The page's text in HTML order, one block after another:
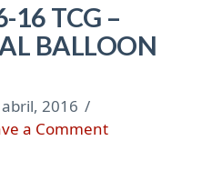
16 TCG –
BALLOON
2016
a Comment